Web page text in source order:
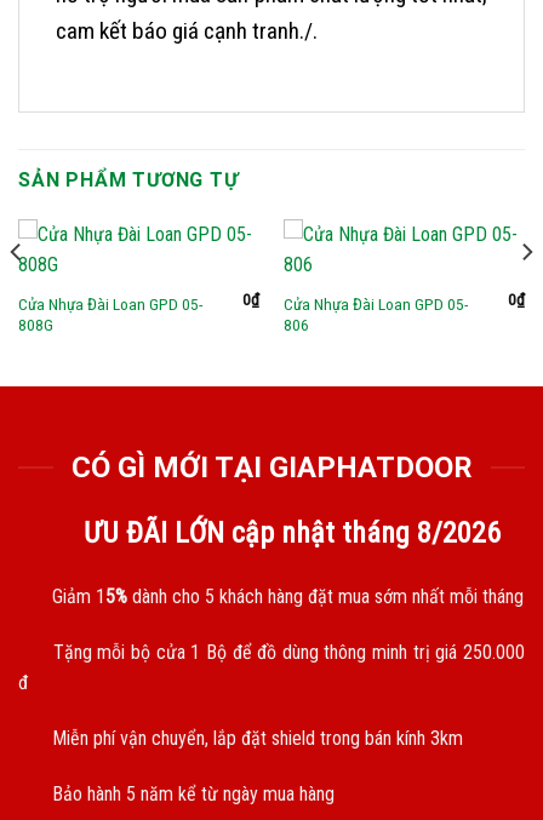
cam kết báo giá cạnh tranh./.
SẢN PHẨM TƯƠNG TỰ
Cửa Nhựa Đài Loan GPD 05-
808G
0₫
Cửa Nhựa Đài Loan GPD 05-
806
0₫
CÓ GÌ MỚI TẠI GIAPHATDOOR
ƯU ĐÃI LỚN cập nhật tháng 8/2026
Giảm 15% dành cho 5 khách hàng đặt mua sớm nhất mỗi tháng
Tặng mỗi bộ cửa 1 Bộ để đồ dùng thông minh trị giá 250.000
đ
Miễn phí vận chuyển, lắp đặt shield trong bán kính 3km
Bảo hành 5 năm kể từ ngày mua hàng